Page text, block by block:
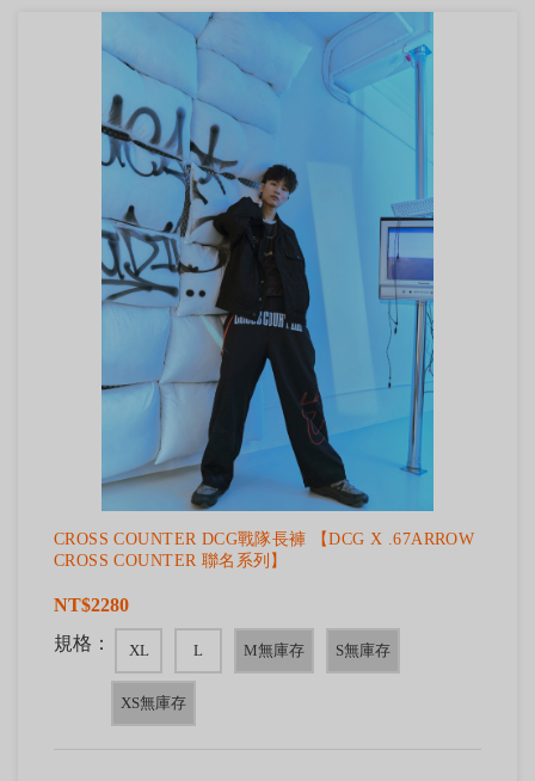
CROSS COUNTER DCG戰隊長褲 【DCG X .67ARROW
CROSS COUNTER 聯名系列】
NT$2280
規格：
XL L M無庫存 S無庫存
XS無庫存